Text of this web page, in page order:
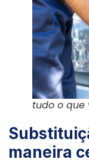
tudo o que
maneira